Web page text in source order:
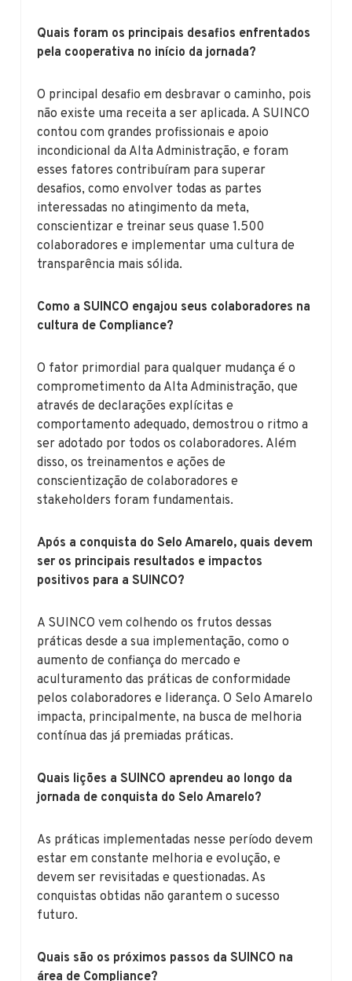
Quais foram os principais desafios enfrentados
pela cooperativa no início da jornada?
O principal desafio em desbravar o caminho, pois
não existe uma receita a ser aplicada. A SUINCO
contou com grandes profissionais e apoio
incondicional da Alta Administração, e foram
esses fatores contribuíram para superar
desafios, como envolver todas as partes
interessadas no atingimento da meta,
conscientizar e treinar seus quase 1.500
colaboradores e implementar uma cultura de
transparência mais sólida.
Como a SUINCO engajou seus colaboradores na
cultura de Compliance?
O fator primordial para qualquer mudança é o
comprometimento da Alta Administração, que
através de declarações explícitas e
comportamento adequado, demostrou o ritmo a
ser adotado por todos os colaboradores. Além
disso, os treinamentos e ações de
conscientização de colaboradores e
stakeholders foram fundamentais.
Após a conquista do Selo Amarelo, quais devem
ser os principais resultados e impactos
positivos para a SUINCO?
A SUINCO vem colhendo os frutos dessas
práticas desde a sua implementação, como o
aumento de confiança do mercado e
aculturamento das práticas de conformidade
pelos colaboradores e liderança. O Selo Amarelo
impacta, principalmente, na busca de melhoria
contínua das já premiadas práticas.
Quais lições a SUINCO aprendeu ao longo da
jornada de conquista do Selo Amarelo?
As práticas implementadas nesse período devem
estar em constante melhoria e evolução, e
devem ser revisitadas e questionadas. As
conquistas obtidas não garantem o sucesso
futuro.
Quais são os próximos passos da SUINCO na
área de Compliance?